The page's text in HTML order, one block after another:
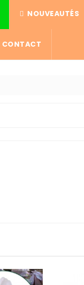
NOUVEAUTÉS
CONTACT
 0/5